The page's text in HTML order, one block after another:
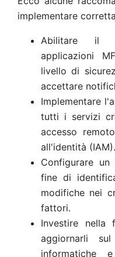
implementare
Abilitare il
applicazioni
livello di
accettare
Implementare
tutti i servizi
accesso
all'identità (IAM).
Configurare
fine di
modifiche nei
fattori.
Investire nella
aggiornarli
informatiche